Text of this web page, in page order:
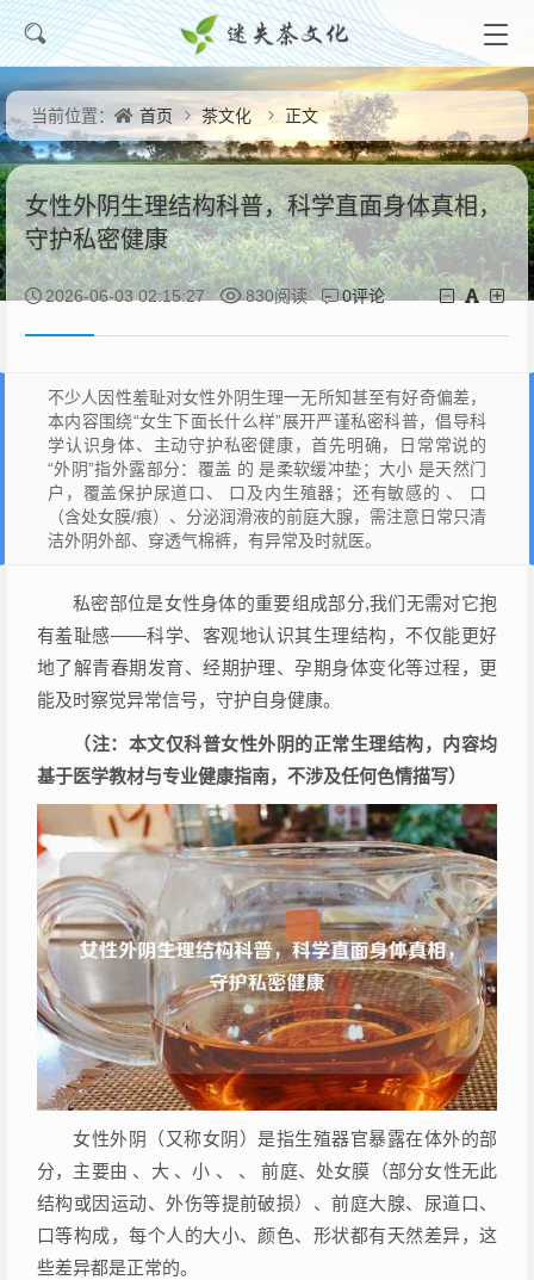
当前位置： 首页 茶文化 正文
女性外阴生理结构科普，科学直面身体真相，
守护私密健康
2026-06-03 02:15:27 830阅读 0评论
不少人因性羞耻对女性外阴生理一无所知甚至有好奇偏差，
本内容围绕“女生下面长什么样”展开严谨私密科普，倡导科
学认识身体、主动守护私密健康，首先明确，日常常说的
“外阴”指外露部分：覆盖 的 是柔软缓冲垫；大小 是天然门
户，覆盖保护尿道口、 口及内生殖器；还有敏感的 、 口
（含处女膜/痕）、分泌润滑液的前庭大腺，需注意日常只清
洁外阴外部、穿透气棉裤，有异常及时就医。
私密部位是女性身体的重要组成部分,我们无需对它抱
有羞耻感——科学、客观地认识其生理结构，不仅能更好
地了解青春期发育、经期护理、孕期身体变化等过程，更
能及时察觉异常信号，守护自身健康。
（注：本文仅科普女性外阴的正常生理结构，内容均
基于医学教材与专业健康指南，不涉及任何色情描写）
女性外阴（又称女阴）是指生殖器官暴露在体外的部
分，主要由 、大 、小 、 、 前庭、处女膜（部分女性无此
结构或因运动、外伤等提前破损）、前庭大腺、尿道口、
口等构成，每个人的大小、颜色、形状都有天然差异，这
些差异都是正常的。